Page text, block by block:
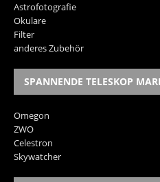
Astrofotografie
Okulare
Filter
anderes Zubehör
SPANNENDE TELESKOP
Omegon
ZWO
Celestron
Skywatcher